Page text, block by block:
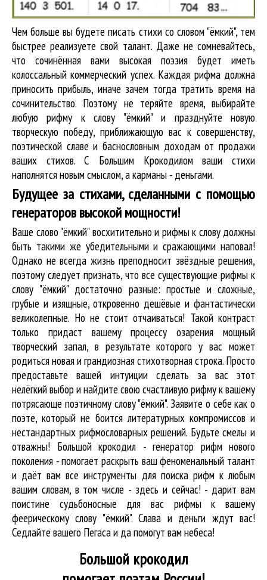
Чем больше вы будете писать стихи со словом "ёмкий", тем
быстрее реализуете свой талант. Даже не сомневайтесь,
что сочинённая вами высокая поэзия будет иметь
колоссальный коммерческий успех. Каждая рифма должна
приносить прибыль, иначе зачем тогда тратить время на
сочинительство. Поэтому не теряйте время, выбирайте
любую рифму к слову "ёмкий" и празднуйте новую
творческую победу, приближающую вас к совершенству,
поэтической славе и баснословным доходам от продажи
ваших стихов. С Большим Крокодилом ваши стихи
наполнятся новым смыслом, а карманы - деньгами.
Будущее за стихами, сделанными с помощью
генераторов высокой мощности!
Ваше слово "ёмкий" восхитительно и рифмы к слову должны
быть такими же убедительными и сражающими наповал!
Однако не всегда жизнь преподносит звёздные решения,
поэтому следует признать, что все существующие рифмы к
слову "ёмкий" достаточно разные: простые и сложные,
грубые и изящные, откровенно дешёвые и фантастически
великолепные. Но не стоит отчаиваться! Такой контраст
только придаст вашему процессу озарения мощный
творческий запал, в результате которого у вас может
родиться новая и грандиозная стихотворная строка. Просто
предоставьте вашей интуиции сделать за вас этот
нелёгкий выбор и найдите свою счастливую рифму к вашему
потрясающе поэтичному слову "ёмкий". Заявите о себе как о
поэте, который не боится литературных компромиссов и
нестандартных рифмословарных решений. Будьте смелы и
отважны! Большой крокодил - генератор рифм нового
поколения - помогает раскрыть ваш феноменальный талант
и даёт вам все инструменты для поиска рифмк любым
вашим словам, в том числе - здесь и сейчас! - дарит вам
поистине судьбоносные для вас рифмы к вашему
феерическому слову "ёмкий". Слава и деньги ждут вас!
Седлайте вашего Пегаса и да помогут вам небеса!
Большой крокодил